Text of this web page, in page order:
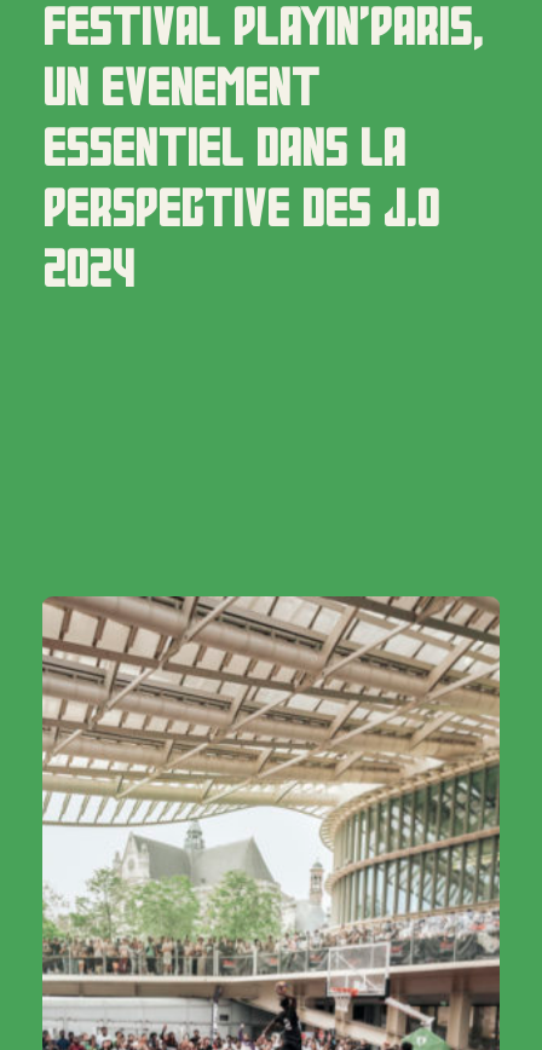
FESTIVAL PLAYIN’PARIS,
UN ÉVÉNEMENT
ESSENTIEL DANS LA
PERSPECTIVE DES J.O
2024